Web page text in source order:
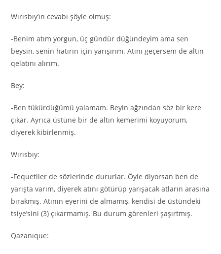
Wırısbıy’ın cevabı şöyle olmuş:
-Benim atım yorgun, üç gündür düğündeyim ama sen
beysin, senin hatırın için yarışırım. Atını geçersem de altın
qelatını alırım.
Bey:
-Ben tükürdüğümü yalamam. Beyin ağzından söz bir kere
çıkar. Ayrıca üstüne bir de altın kemerimi koyuyorum,
diyerek kibirlenmiş.
Wırısbıy:
-Fequetller de sözlerinde dururlar. Öyle diyorsan ben de
yarışta varım, diyerek atını götürüp yarışacak atların arasına
bırakmış. Atının eyerini de almamış, kendisi de üstündeki
tsiye’sini (3) çıkarmamış. Bu durum görenleri şaşırtmış.
Qazanıque: